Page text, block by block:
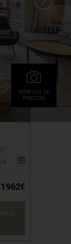
VOIR LES 16
PHOTOS
1962€